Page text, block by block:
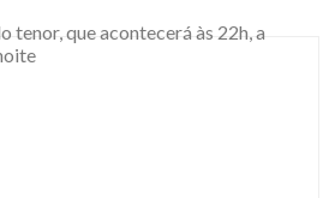
tenor, que acontecerá às 22h, a